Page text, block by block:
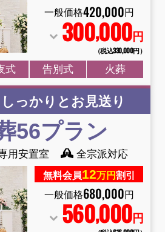
一般価格420,000円
300,000円
（税込330,000円）
式 告別式 火葬
っかりとお見送り
56プラン
用安置室 全宗派対応
無料会員12万円割引
一般価格680,000円
560,000円